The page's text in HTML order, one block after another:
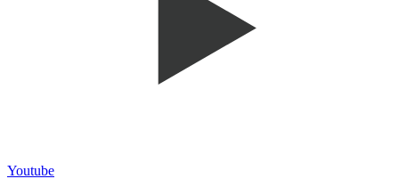
Youtube